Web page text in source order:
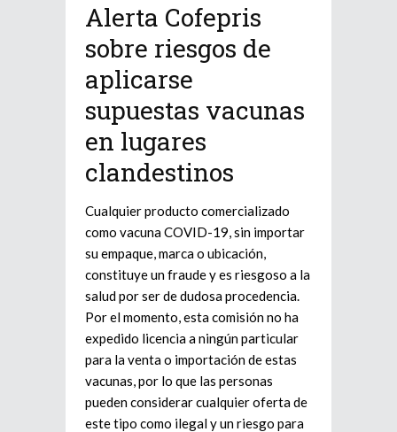
Alerta Cofepris
sobre riesgos de
aplicarse
supuestas vacunas
en lugares
clandestinos
Cualquier producto comercializado
como vacuna COVID-19, sin importar
su empaque, marca o ubicación,
constituye un fraude y es riesgoso a la
salud por ser de dudosa procedencia.
Por el momento, esta comisión no ha
expedido licencia a ningún particular
para la venta o importación de estas
vacunas, por lo que las personas
pueden considerar cualquier oferta de
este tipo como ilegal y un riesgo para